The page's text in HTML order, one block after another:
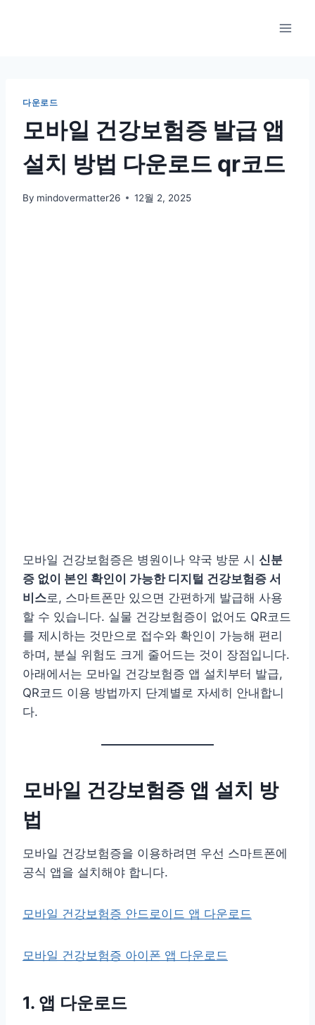
다운로드
모바일 건강보험증 발급 앱
설치 방법 다운로드 qr코드
By mindovermatter26 12월 2, 2025
모바일 건강보험증은 병원이나 약국 방문 시 신분
증 없이 본인 확인이 가능한 디지털 건강보험증 서
비스로, 스마트폰만 있으면 간편하게 발급해 사용
할 수 있습니다. 실물 건강보험증이 없어도 QR코드
를 제시하는 것만으로 접수와 확인이 가능해 편리
하며, 분실 위험도 크게 줄어드는 것이 장점입니다.
아래에서는 모바일 건강보험증 앱 설치부터 발급,
QR코드 이용 방법까지 단계별로 자세히 안내합니
다.
모바일 건강보험증 앱 설치 방
법
모바일 건강보험증을 이용하려면 우선 스마트폰에
공식 앱을 설치해야 합니다.
모바일 건강보험증 안드로이드 앱 다운로드
모바일 건강보험증 아이폰 앱 다운로드
1. 앱 다운로드